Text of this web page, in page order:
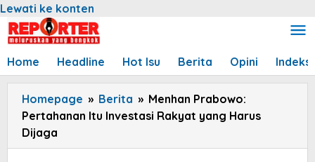
Lewati ke konten
Home Headline Hot Isu Berita Opini Indeks
Homepage » Berita » Menhan Prabowo:
Pertahanan Itu Investasi Rakyat yang Harus
Dijaga